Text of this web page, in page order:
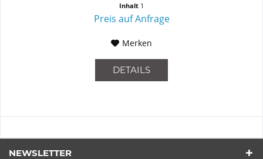
Inhalt 1
Preis auf Anfrage
Merken
DETAILS
NEWSLETTER